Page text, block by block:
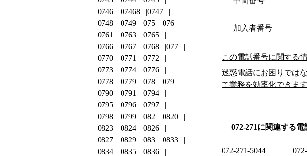
加入者番号
この電話番号に関する
迷惑電話にお困りでは
て業務を効率化できます
072-271に関連する電
072-271-5044
0746
07468
0747
0748
0749 075
076
0761
0763
0765
0766
0767 0768
077
0770
0771
0772
0773
0774
0776
0778
0779 078
079
0790
0791
0794
0795
0796
0797
0798
0799 082
0820
0823
0824
0826
0827
0829 083
0833
0834
0835
0836